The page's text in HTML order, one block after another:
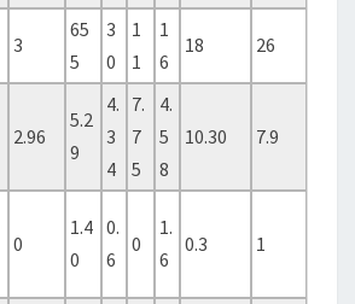
3
65
5
3
0
1
1
1
6
18 26
2.96
5.2
9
4.
3
4
7.
7
5
4.
5
8
10.30 7.9
0
1.4
0
0.
6
0
1.
6
0.3 1